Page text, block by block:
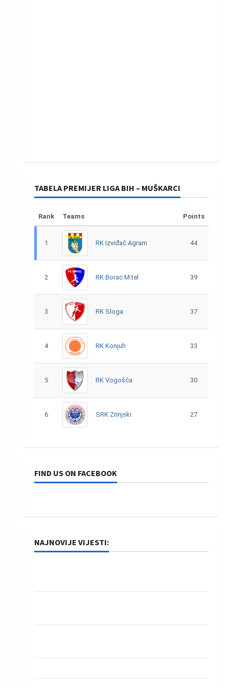
TABELA PREMIJER LIGA BIH – MUŠKARCI
Rank Teams Points
1 RK Izviđač Agram 44
2 RK Borac M:tel 39
3 RK Sloga 37
4 RK Konjuh 33
5 RK Vogošća 30
6 SRK Zrinjski 27
FIND US ON FACEBOOK
NAJNOVIJE VIJESTI: